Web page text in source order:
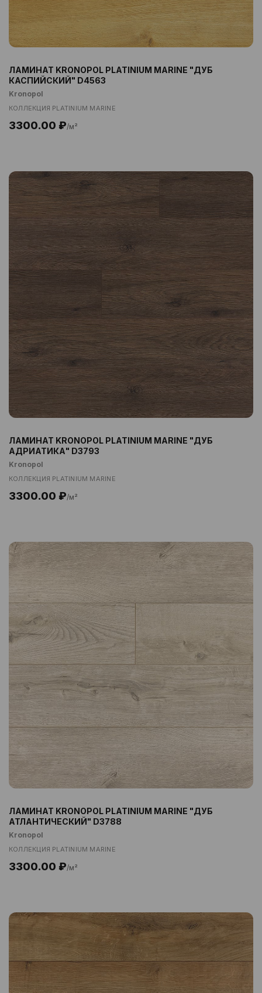
ЛАМИНАТ KRONOPOL PLATINIUM MARINE "ДУБ
КАСПИЙСКИЙ" D4563
Kronopol
КОЛЛЕКЦИЯ PLATINIUM MARINE
3300.00 ₽/м²
ЛАМИНАТ KRONOPOL PLATINIUM MARINE "ДУБ
АДРИАТИКА" D3793
Kronopol
КОЛЛЕКЦИЯ PLATINIUM MARINE
3300.00 ₽/м²
ЛАМИНАТ KRONOPOL PLATINIUM MARINE "ДУБ
АТЛАНТИЧЕСКИЙ" D3788
Kronopol
КОЛЛЕКЦИЯ PLATINIUM MARINE
3300.00 ₽/м²